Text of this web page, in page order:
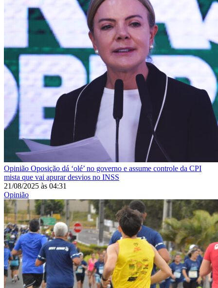
Opinião Oposição dá ‘olé’ no governo e assume controle da CPI
mista que vai apurar desvios no INSS
21/08/2025 às 04:31
Opinião